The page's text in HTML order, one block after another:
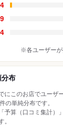
※各ユーザーが
分布
にこのお店でユーザ
の単純分布です。
予算（口コミ集計）
。